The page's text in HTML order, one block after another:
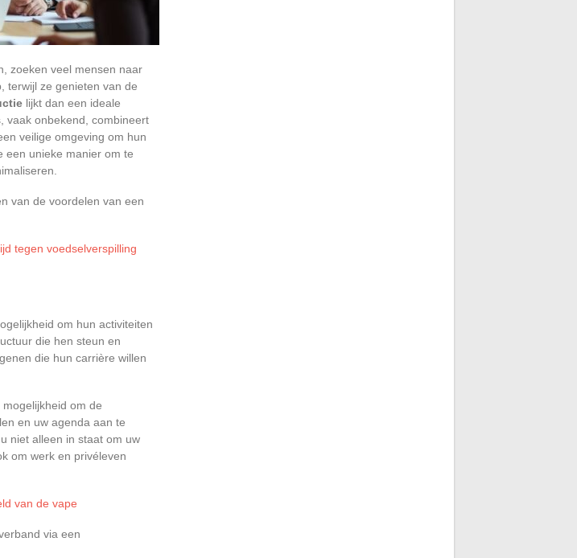
zoeken veel mensen naar
terwijl ze genieten van de
lijkt dan een ideale
vaak onbekend, combineert
veilige omgeving om hun
een unieke manier om te
van de voordelen van een
tegen voedselverspilling
om hun activiteiten
die hen steun en
die hun carrière willen
om de
en uw agenda aan te
niet alleen in staat om uw
om werk en privéleven
van de vape
via een